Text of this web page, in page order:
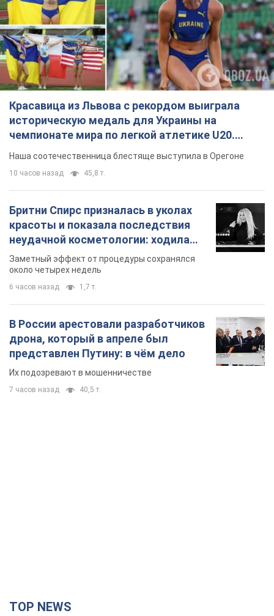
Красавица из Львова с рекордом выиграла
историческую медаль для Украины на
чемпионате мира по легкой атлетике U20.
Видео
Наша соотечественница блестяще выступила в Орегоне
10 часов назад 45,8 т.
Бритни Спирс призналась в уколах
красоты и показала последствия
неудачной косметологии: ходила
так почти месяц
Заметный эффект от процедуры сохранялся
около четырех недель
6 часов назад 1,7 т.
В России арестовали разработчиков
дрона, который в апреле был
представлен Путину: в чём дело
Их подозревают в мошенничестве
7 часов назад 40,5 т.
TOP NEWS